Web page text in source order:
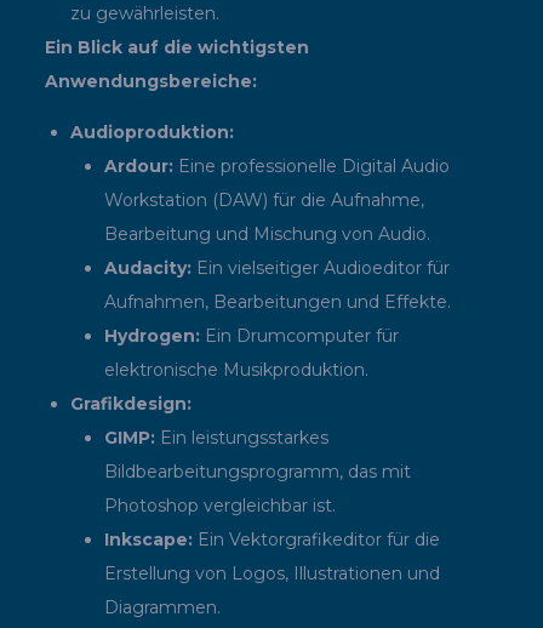
zu gewährleisten.
Ein Blick auf die wichtigsten
Anwendungsbereiche:
Audioproduktion:
Ardour: Eine professionelle Digital Audio
Workstation (DAW) für die Aufnahme,
Bearbeitung und Mischung von Audio.
Audacity: Ein vielseitiger Audioeditor für
Aufnahmen, Bearbeitungen und Effekte.
Hydrogen: Ein Drumcomputer für
elektronische Musikproduktion.
Grafikdesign:
GIMP: Ein leistungsstarkes
Bildbearbeitungsprogramm, das mit
Photoshop vergleichbar ist.
Inkscape: Ein Vektorgrafikeditor für die
Erstellung von Logos, Illustrationen und
Diagrammen.